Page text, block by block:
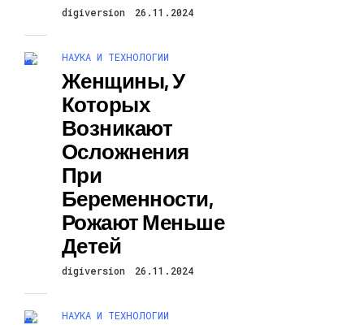
digiversion 26.11.2024
НАУКА И ТЕХНОЛОГИИ
Женщины, У
Которых
Возникают
Осложнения
При
Беременности,
Рожают Меньше
Детей
digiversion 26.11.2024
НАУКА И ТЕХНОЛОГИИ